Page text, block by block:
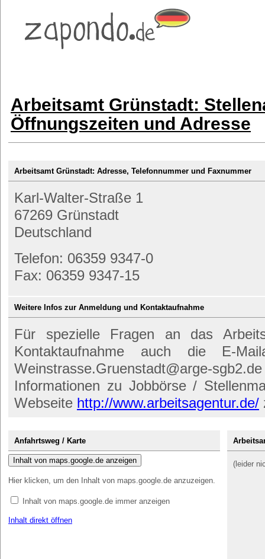
Arbeitsamt Grünstadt:
Öffnungszeiten und Adresse
Arbeitsamt Grünstadt: Adresse, Telefonnummer und Faxnummer
Karl-Walter-Straße 1
67269 Grünstadt
Deutschland
Telefon: 06359 9347-0
Fax: 06359 9347-15
Weitere Infos zur Anmeldung und Kontaktaufnahme
Für spezielle Fragen an das
Kontaktaufnahme auch die E-
Weinstrasse.Gruenstadt@arge-
Informationen zu Jobbörse /
Webseite http://www.arbeitsagentur.de/
Anfahrtsweg / Karte
Inhalt von maps.google.de anzeigen
Hier klicken, um den Inhalt von maps.google.de anzuzeigen.
Inhalt von maps.google.de immer anzeigen
Inhalt direkt öffnen
(leider